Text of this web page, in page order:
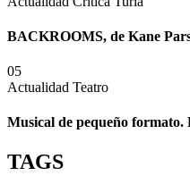
BACKROOMS, de Kane
05
Actualidad Teatro
Musical de pequeño
TAGS